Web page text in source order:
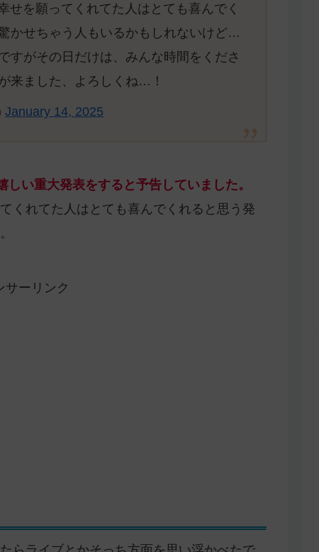
せを願ってくれてた人はとても喜んでく
かせちゃう人もいるかもしれないけど…
すがその日だけは、みんな時間をくださ
来ました、よろしくね…！
January 14, 2025
い重大発表をすると予告していました。
くれてた人はとても喜んでくれると思う発
サーリンク